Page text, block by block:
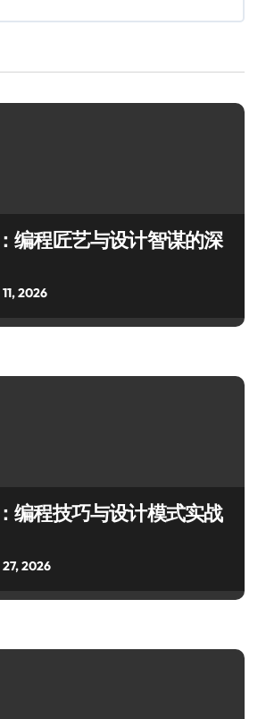
编程匠艺与设计智谋的深
2026
编程技巧与设计模式实战
27, 2026